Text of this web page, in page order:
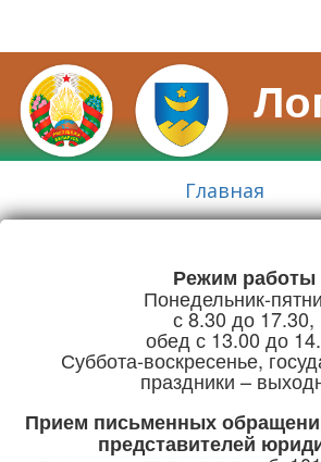
Главная
Адрес:
г. Логойск, ул. Советская, 15
Телефон/Факс:
+375 (1774) 5-51-41
Режим работы
Режим работы
Понедельник-
с 8.30 до 17.30,
обед с 13.00 до
Суббота-воскресенье,
праздники –
Прием письменных
представителей